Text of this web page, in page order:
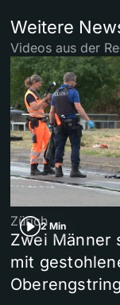
Weitere
Videos aus der
2 Min
Zürich
Zwei Männer
mit